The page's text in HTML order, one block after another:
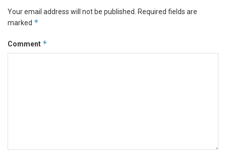
Your email address will not be published.
Required fields are
marked *
Comment *